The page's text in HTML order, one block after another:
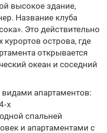
высокое здание,
Название клуба
Это действительно
острова, где
открывается
океан и соседний
видами апартаментов:
спальней
и апартаментами с